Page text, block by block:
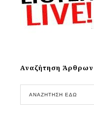
Αναζήτηση Άρθρων